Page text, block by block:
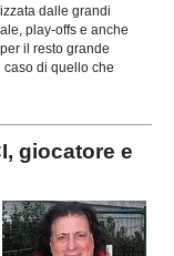
dalle grandi
play-offs e anche
il resto grande
di quello che
giocatore e